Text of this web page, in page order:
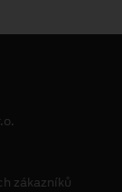
zákazníků